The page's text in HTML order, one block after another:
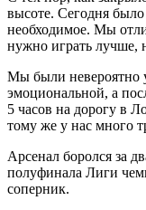
высоте. Сегодня было
необходимое. Мы
нужно играть лучше,
Мы были невероятно
эмоциональной, а
5 часов на дорогу в
тому же у нас много
Арсенал боролся за
полуфинала Лиги
соперник.